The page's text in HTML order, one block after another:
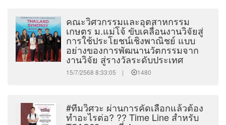
คณะวิศวกรรมและอุตสาหกรรม
เกษตร ม.แม่โจ้ ขับเคลื่อนงานวิจัยสู่
การใช้ประโยชน์เชิงพาณิชย์ แบบ
อย่างของการพัฒนานวัตกรรมจาก
งานวิจัย สู่รางวัลระดับประเทศ
15/7/2568 8:33:05 | 1480
#ทีมวิศวะ ผ่านการคัดเลือกแล้วต้อง
ทำอะไรต่อ? ?? Time Line สำหรับ